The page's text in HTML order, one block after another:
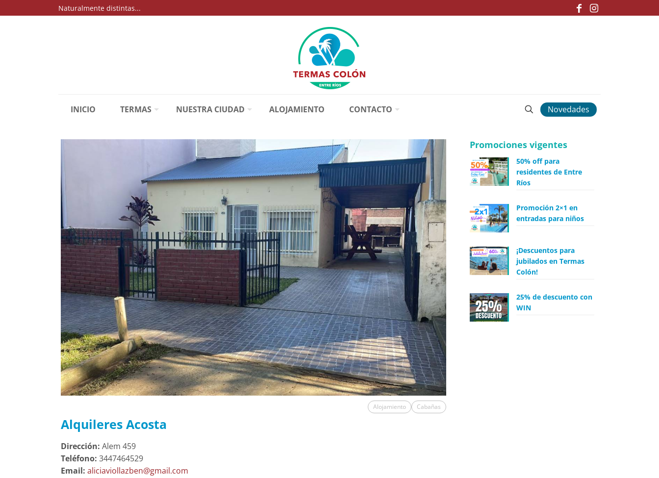
Naturalmente distintas...
INICIO TERMAS NUESTRA CIUDAD ALOJAMIENTO CONTACTO Novedades
Alojamiento Cabañas
Alquileres Acosta
Dirección: Alem 459
Teléfono: 3447464529
Email: aliciaviollazben@gmail.com
Promociones vigentes
50% off para
residentes de Entre
Ríos
Promoción 2×1 en
entradas para niños
¡Descuentos para
jubilados en Termas
Colón!
25% de descuento con
WIN